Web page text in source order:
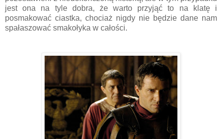
jest ona na tyle dobra, że warto przyjąć to na klatę i
posmakować ciastka, chociaż nigdy nie będzie dane nam
spałaszować smakołyka w całości.